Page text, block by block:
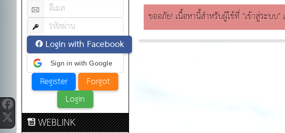
Login with Facebook
Sign in with Google
WEBLINK
ขออภัย! เนื้อหานี้สำหรับผู้ใช้ที่ "เข้าสู่ระบบ